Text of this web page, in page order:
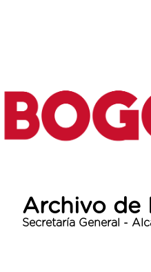
Archivo de
Secretaría General -